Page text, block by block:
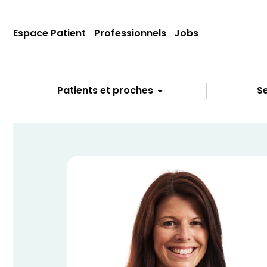
Patients et proches
Espace Patient Professionnels Jobs